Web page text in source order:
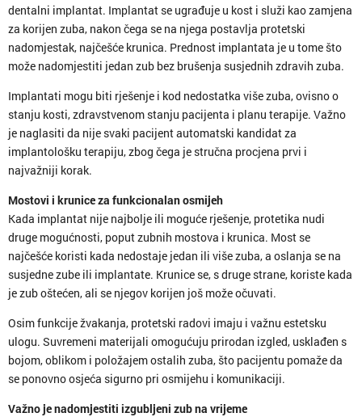
dentalni implantat. Implantat se ugrađuje u kost i služi kao zamjena
za korijen zuba, nakon čega se na njega postavlja protetski
nadomjestak, najčešće krunica. Prednost implantata je u tome što
može nadomjestiti jedan zub bez brušenja susjednih zdravih zuba.
Implantati mogu biti rješenje i kod nedostatka više zuba, ovisno o
stanju kosti, zdravstvenom stanju pacijenta i planu terapije. Važno
je naglasiti da nije svaki pacijent automatski kandidat za
implantološku terapiju, zbog čega je stručna procjena prvi i
najvažniji korak.
Mostovi i krunice za funkcionalan osmijeh
Kada implantat nije najbolje ili moguće rješenje, protetika nudi
druge mogućnosti, poput zubnih mostova i krunica. Most se
najčešće koristi kada nedostaje jedan ili više zuba, a oslanja se na
susjedne zube ili implantate. Krunice se, s druge strane, koriste kada
je zub oštećen, ali se njegov korijen još može očuvati.
Osim funkcije žvakanja, protetski radovi imaju i važnu estetsku
ulogu. Suvremeni materijali omogućuju prirodan izgled, usklađen s
bojom, oblikom i položajem ostalih zuba, što pacijentu pomaže da
se ponovno osjeća sigurno pri osmijehu i komunikaciji.
Važno je nadomjestiti izgubljeni zub na vrijeme